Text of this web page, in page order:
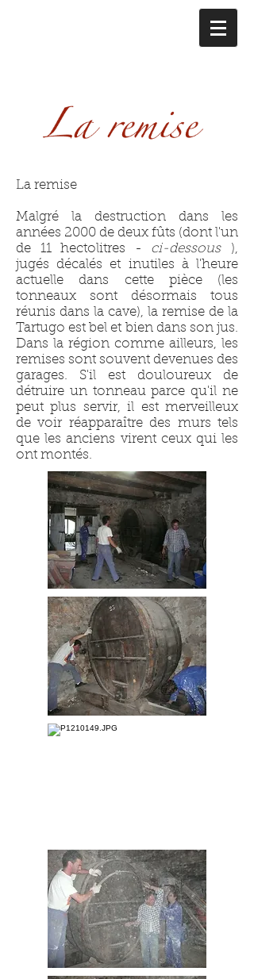
La remise
Malgré la destruction dans les
années 2000 de deux fûts (dont l'un
de 11 hectolitres - ci-dessous ),
jugés décalés et inutiles à l'heure
actuelle dans cette pièce (les
tonneaux sont désormais tous
réunis dans la cave), la remise de la
Tartugo est bel et bien dans son jus.
Dans la région comme ailleurs, les
remises sont souvent devenues des
garages. S'il est douloureux de
détruire un tonneau parce qu'il ne
peut plus servir, il est merveilleux
de voir réapparaître des murs tels
que les anciens virent ceux qui les
ont montés.